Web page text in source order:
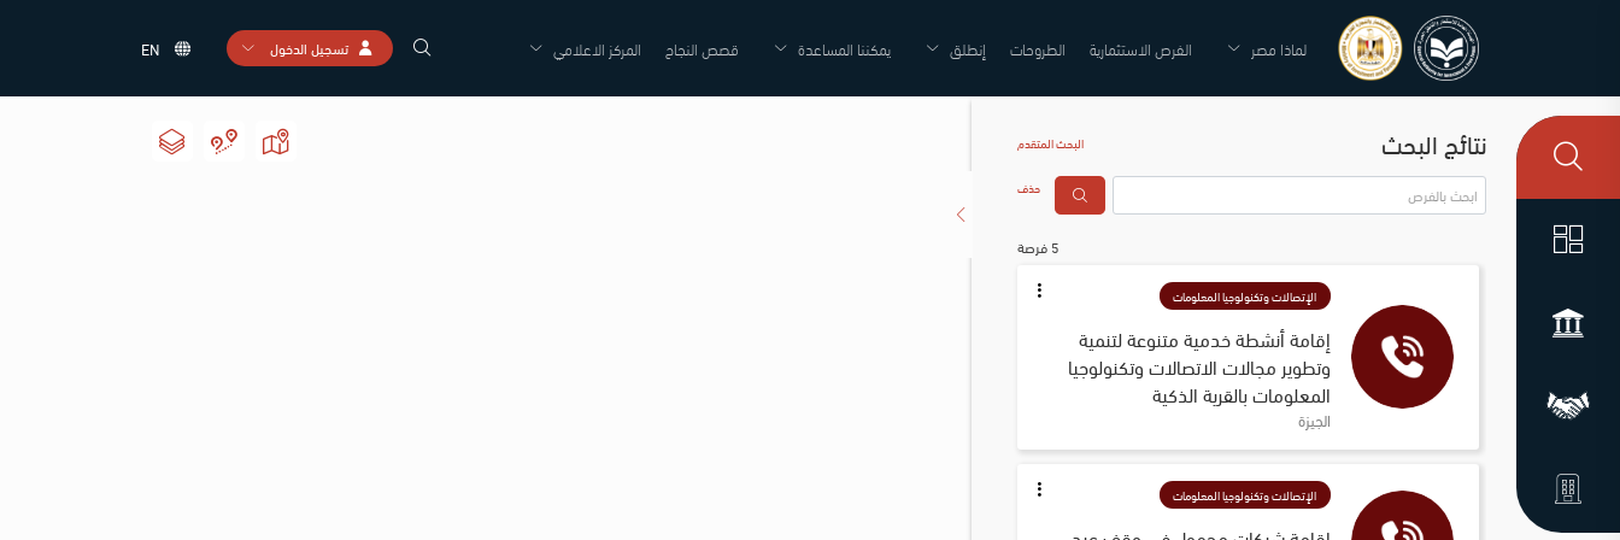
لماذا مصر الفرص الاستثمارية الطروحات إنطلق يمكننا المساعدة قصص النجاح المركز الاعلامي تسجيل الدخول EN
نتائج البحث البحث المتقدم
حذف
5 فرصة
الإتصالات وتكنولوجيا المعلومات
إقامة أنشطة خدمية متنوعة لتنمية
وتطوير مجالات الاتصالات وتكنولوجيا
المعلومات بالقرية الذكية
الجيزة
الإتصالات وتكنولوجيا المعلومات